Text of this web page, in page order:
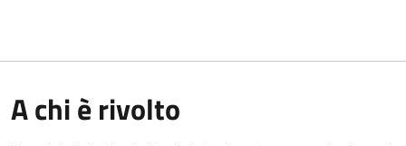
A chi è rivolto